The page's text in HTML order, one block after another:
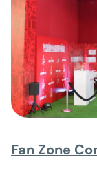
Fan Zone